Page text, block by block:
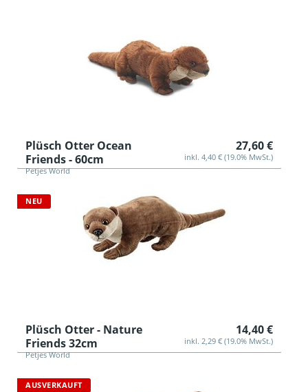
Plüsch Otter Ocean
Friends - 60cm
Petjes World
27,60 €
inkl. 4,40 € (19.0% MwSt.)
NEU
Plüsch Otter - Nature
Friends 32cm
Petjes World
14,40 €
inkl. 2,29 € (19.0% MwSt.)
AUSVERKAUFT